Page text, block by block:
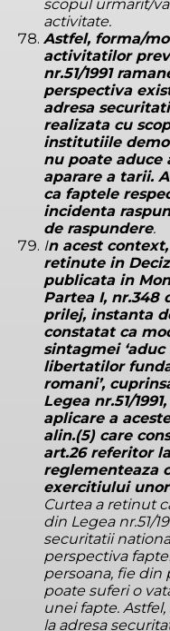
scopul urmarit/
activitate.
Astfel, forma/
activitatilor
nr.51/1991
perspectiva
adresa
realizata cu
institutiile
nu poate aduce
aparare a tarii.
ca faptele
incidenta
de raspundere.
In acest
retinute in
publicata in
Partea I, nr.348
prilej, instanta
constatat ca
sintagmei
libertatilor
romani’,
Legea nr.51/
aplicare a
alin.(5) care
art.26 referitor
reglementeaza
exercitiului
Curtea a retinut
din Legea nr.51/
securitatii
perspectiva
persoana, fie din
poate suferi o
unei fapte.
la adresa